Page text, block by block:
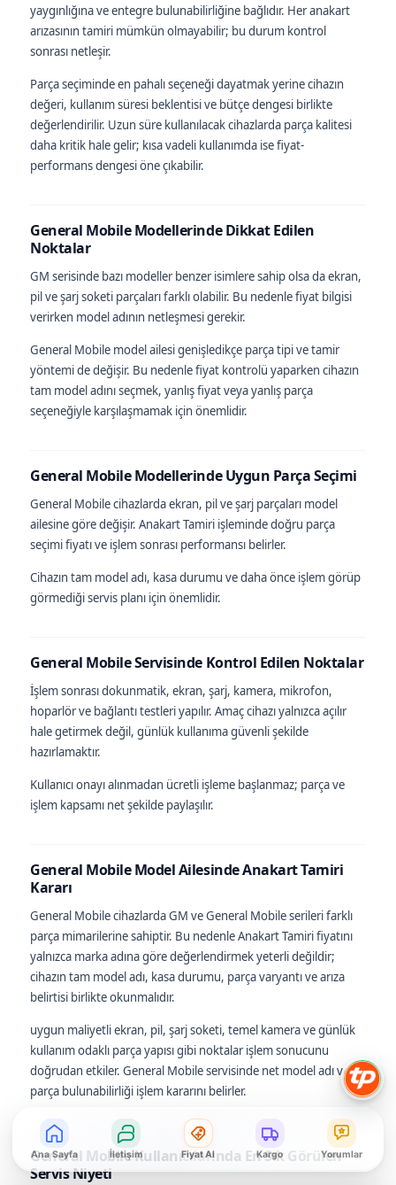
yaygınlığına ve entegre bulunabilirliğine bağlıdır. Her anakart
arızasının tamiri mümkün olmayabilir; bu durum kontrol
sonrası netleşir.
Parça seçiminde en pahalı seçeneği dayatmak yerine cihazın
değeri, kullanım süresi beklentisi ve bütçe dengesi birlikte
değerlendirilir. Uzun süre kullanılacak cihazlarda parça kalitesi
daha kritik hale gelir; kısa vadeli kullanımda ise fiyat-
performans dengesi öne çıkabilir.
General Mobile Modellerinde Dikkat Edilen
Noktalar
GM serisinde bazı modeller benzer isimlere sahip olsa da ekran,
pil ve şarj soketi parçaları farklı olabilir. Bu nedenle fiyat bilgisi
verirken model adının netleşmesi gerekir.
General Mobile model ailesi genişledikçe parça tipi ve tamir
yöntemi de değişir. Bu nedenle fiyat kontrolü yaparken cihazın
tam model adını seçmek, yanlış fiyat veya yanlış parça
seçeneğiyle karşılaşmamak için önemlidir.
General Mobile Modellerinde Uygun Parça Seçimi
General Mobile cihazlarda ekran, pil ve şarj parçaları model
ailesine göre değişir. Anakart Tamiri işleminde doğru parça
seçimi fiyatı ve işlem sonrası performansı belirler.
Cihazın tam model adı, kasa durumu ve daha önce işlem görüp
görmediği servis planı için önemlidir.
General Mobile Servisinde Kontrol Edilen Noktalar
İşlem sonrası dokunmatik, ekran, şarj, kamera, mikrofon,
hoparlör ve bağlantı testleri yapılır. Amaç cihazı yalnızca açılır
hale getirmek değil, günlük kullanıma güvenli şekilde
hazırlamaktır.
Kullanıcı onayı alınmadan ücretli işleme başlanmaz; parça ve
işlem kapsamı net şekilde paylaşılır.
General Mobile Model Ailesinde Anakart Tamiri
Kararı
General Mobile cihazlarda GM ve General Mobile serileri farklı
parça mimarilerine sahiptir. Bu nedenle Anakart Tamiri fiyatını
yalnızca marka adına göre değerlendirmek yeterli değildir;
cihazın tam model adı, kasa durumu, parça varyantı ve arıza
belirtisi birlikte okunmalıdır.
uygun maliyetli ekran, pil, şarj soketi, temel kamera ve günlük
kullanım odaklı parça yapısı gibi noktalar işlem sonucunu
doğrudan etkiler. General Mobile servisinde net model adı ve
parça bulunabilirliği işlem kararını belirler.
General Mobile Kullanıcılarında En Sık Görülen
Servis Niyeti
Ana Sayfa İletişim Fiyat Al Kargo Yorumlar